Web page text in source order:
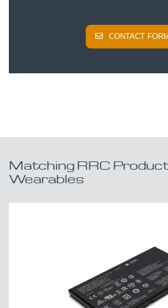
CONTACT FORM
Matching RRC
Wearables